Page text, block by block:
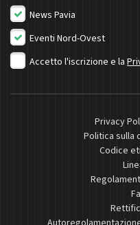
News Pavia
Eventi Nord-Ovest
Accetto l'iscrizione e la
Privacy
Politica sulla
Codice